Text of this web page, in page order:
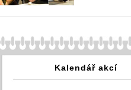
Kalendář akcí